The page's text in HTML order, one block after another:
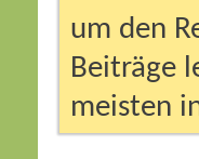
um den
Beiträge
meisten